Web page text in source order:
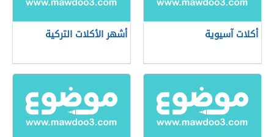
أكلات آسيوية أشهر الأكلات التركية